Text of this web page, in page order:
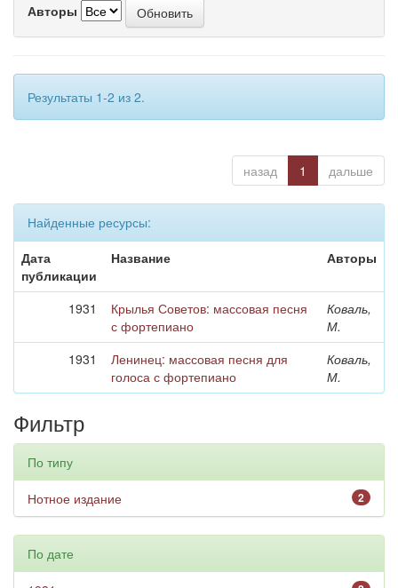
Авторы
Результаты 1-2 из 2.
назад 1 дальше
Найденные ресурсы:
Дата
публикации
Название Авторы
1931
Крылья Советов: массовая песня
с фортепиано
Коваль,
М.
1931
Ленинец: массовая песня для
голоса с фортепиано
Коваль,
М.
Фильтр
По типу
2
Нотное издание
По дате